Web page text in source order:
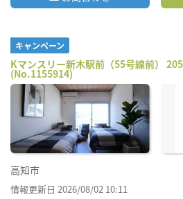
キャンペーン
Kマンスリー新木駅前（55号線前） 205
(No.1155914)
高知市
情報更新日 2026/08/02 10:11